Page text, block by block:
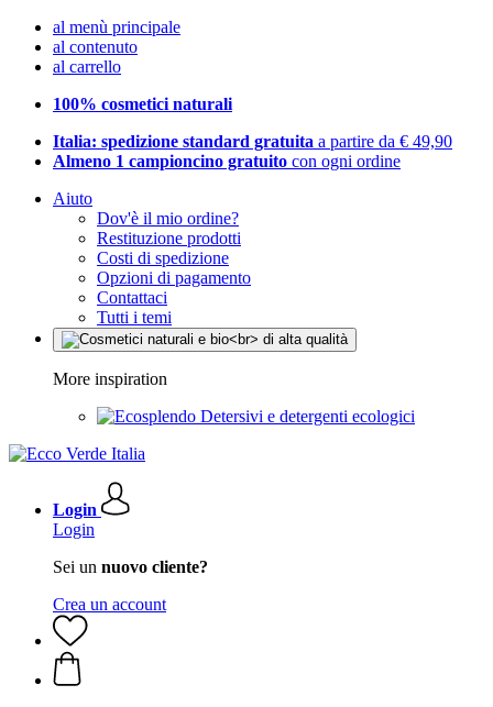
al menù principale
al contenuto
al carrello
100% cosmetici naturali
Italia: spedizione standard gratuita a partire da € 49,90
Almeno 1 campioncino gratuito con ogni ordine
Aiuto
Dov'è il mio ordine?
Restituzione prodotti
Costi di spedizione
Opzioni di pagamento
Contattaci
Tutti i temi
More inspiration
Detersivi e detergenti ecologici
Login
Login
Sei un nuovo cliente?
Crea un account